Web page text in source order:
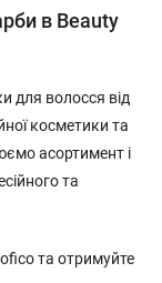
в Beauty
для волосся від
косметики та
асортимент і
та
та отримуйте